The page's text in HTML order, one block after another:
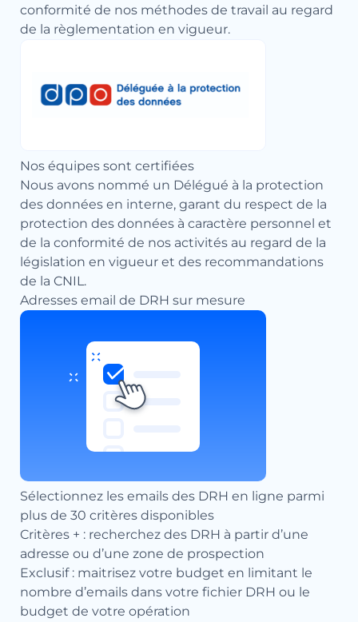
conformité de nos méthodes de travail au regard
de la règlementation en vigueur.
Nos équipes sont certifiées
Nous avons nommé un Délégué à la protection
des données en interne, garant du respect de la
protection des données à caractère personnel et
de la conformité de nos activités au regard de la
législation en vigueur et des recommandations
de la CNIL.
Adresses email de DRH sur mesure
Sélectionnez les emails des DRH en ligne parmi
plus de 30 critères disponibles
Critères + : recherchez des DRH à partir d’une
adresse ou d’une zone de prospection
Exclusif : maitrisez votre budget en limitant le
nombre d’emails dans votre fichier DRH ou le
budget de votre opération